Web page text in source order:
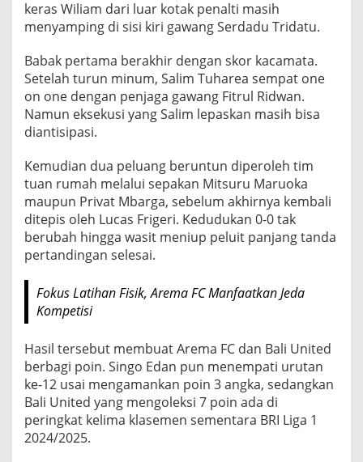
i
l
a
n
keras Wiliam dari luar kotak penalti masih
menyamping di sisi kiri gawang Serdadu Tridatu.
Babak pertama berakhir dengan skor kacamata.
Setelah turun minum, Salim Tuharea sempat one
on one dengan penjaga gawang Fitrul Ridwan.
Namun eksekusi yang Salim lepaskan masih bisa
diantisipasi.
Kemudian dua peluang beruntun diperoleh tim
tuan rumah melalui sepakan Mitsuru Maruoka
maupun Privat Mbarga, sebelum akhirnya kembali
ditepis oleh Lucas Frigeri. Kedudukan 0-0 tak
berubah hingga wasit meniup peluit panjang tanda
pertandingan selesai.
Fokus Latihan Fisik, Arema FC Manfaatkan Jeda
Kompetisi
Hasil tersebut membuat Arema FC dan Bali United
berbagi poin. Singo Edan pun menempati urutan
ke-12 usai mengamankan poin 3 angka, sedangkan
Bali United yang mengoleksi 7 poin ada di
peringkat kelima klasemen sementara BRI Liga 1
2024/2025.